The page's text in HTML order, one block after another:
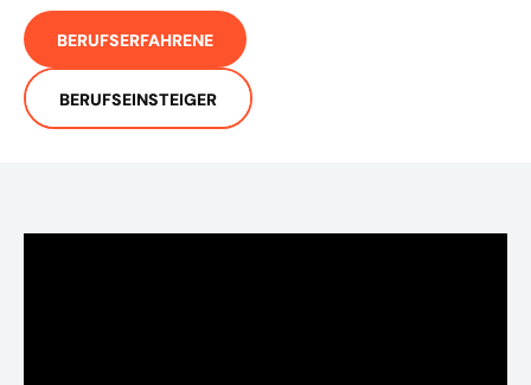
BERUFSERFAHRENE
BERUFSEINSTEIGER